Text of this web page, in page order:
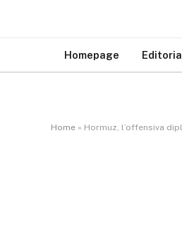
Homepage
Home » Hormuz, l’offensiva